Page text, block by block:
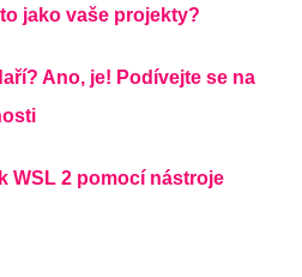
jako vaše projekty?
Ano, je! Podívejte se na
WSL 2 pomocí nástroje